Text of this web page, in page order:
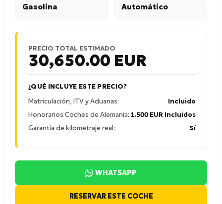
Gasolina Automático
PRECIO TOTAL ESTIMADO
30,650.00 EUR
¿QUÉ INCLUYE ESTE PRECIO?
Matriculación, ITV y Aduanas:
Incluido
Honorarios Coches de Alemania: 1.500 EUR Incluidos
Garantía de kilometraje real:
Sí
WHATSAPP
RESERVAR ESTE COCHE